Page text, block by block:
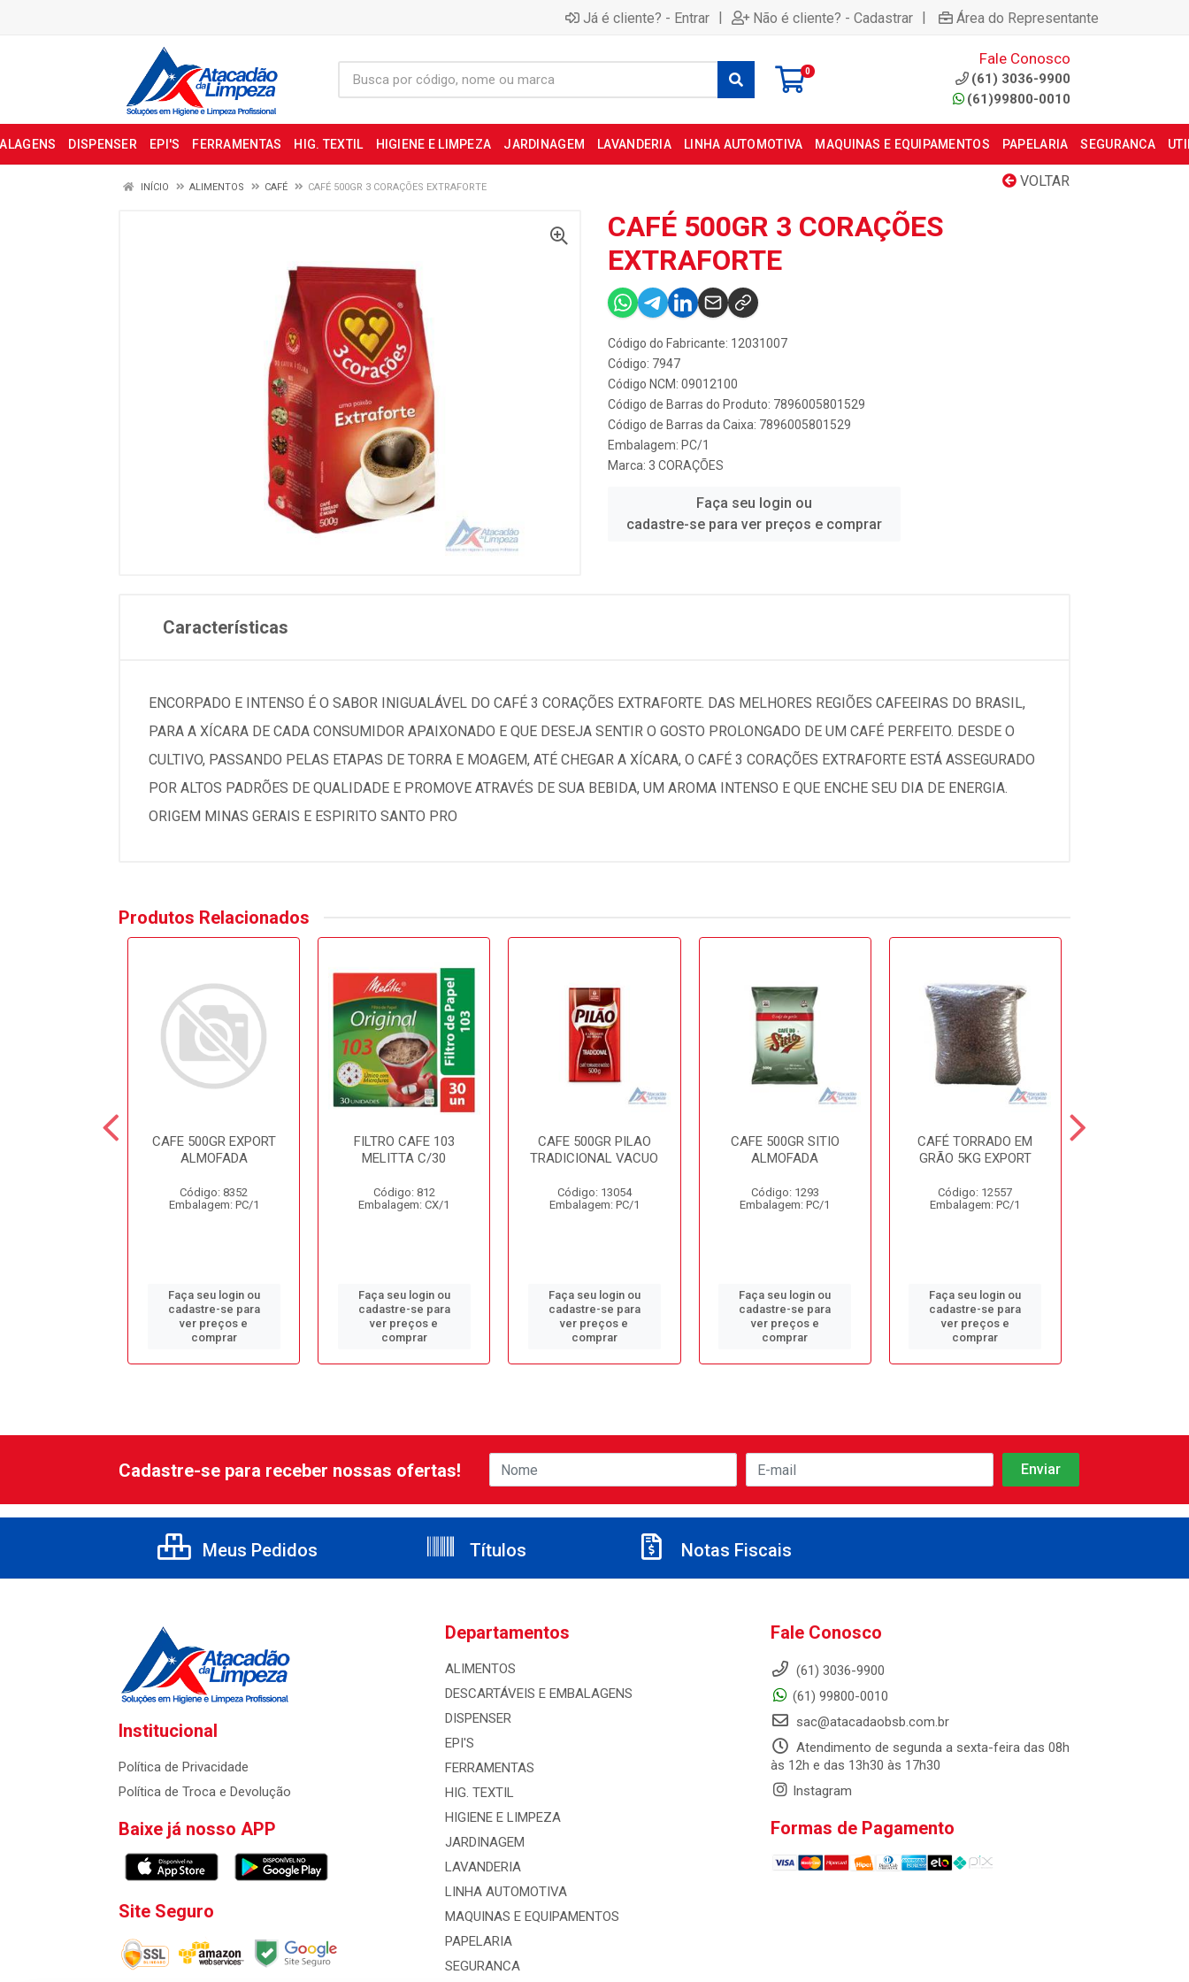
Já é cliente? - Entrar | Não é cliente? - Cadastrar | Área do Representante
0
Fale Conosco
(61) 3036-9900
(61)99800-0010
DISPENSER EPI'S FERRAMENTAS HIG. TEXTIL HIGIENE E LIMPEZA JARDINAGEM LAVANDERIA LINHA AUTOMOTIVA MAQUINAS E EQUIPAMENTOS PAPELARIA SEGURANCA
VOLTAR
INÍCIO ALIMENTOS CAFÉ CAFÉ 500GR 3 CORAÇÕES EXTRAFORTE
CAFÉ 500GR 3 CORAÇÕES
EXTRAFORTE
Código do Fabricante: 12031007
Código: 7947
Código NCM: 09012100
Código de Barras do Produto: 7896005801529
Código de Barras da Caixa: 7896005801529
Embalagem: PC/1
Marca: 3 CORAÇÕES
Faça seu login ou
cadastre-se para ver preços e comprar
Características
ENCORPADO E INTENSO É O SABOR INIGUALÁVEL DO CAFÉ 3 CORAÇÕES EXTRAFORTE. DAS MELHORES REGIÕES CAFEEIRAS DO BRASIL,
PARA A XÍCARA DE CADA CONSUMIDOR APAIXONADO E QUE DESEJA SENTIR O GOSTO PROLONGADO DE UM CAFÉ PERFEITO. DESDE O
CULTIVO, PASSANDO PELAS ETAPAS DE TORRA E MOAGEM, ATÉ CHEGAR A XÍCARA, O CAFÉ 3 CORAÇÕES EXTRAFORTE ESTÁ ASSEGURADO
POR ALTOS PADRÕES DE QUALIDADE E PROMOVE ATRAVÉS DE SUA BEBIDA, UM AROMA INTENSO E QUE ENCHE SEU DIA DE ENERGIA.
ORIGEM MINAS GERAIS E ESPIRITO SANTO PRO
Produtos Relacionados
CAFE 500GR EXPORT
ALMOFADA
Código: 8352
Embalagem: PC/1
Faça seu login ou
cadastre-se para
ver preços e
comprar
FILTRO CAFE 103
MELITTA C/30
Código: 812
Embalagem: CX/1
Faça seu login ou
cadastre-se para
ver preços e
comprar
CAFE 500GR PILAO
TRADICIONAL VACUO
Código: 13054
Embalagem: PC/1
Faça seu login ou
cadastre-se para
ver preços e
comprar
CAFE 500GR SITIO
ALMOFADA
Código: 1293
Embalagem: PC/1
Faça seu login ou
cadastre-se para
ver preços e
comprar
CAFÉ TORRADO EM
GRÃO 5KG EXPORT
Código: 12557
Embalagem: PC/1
Faça seu login ou
cadastre-se para
ver preços e
comprar
Cadastre-se para receber nossas ofertas!
Meus Pedidos Títulos Notas Fiscais
Institucional
Política de Privacidade
Política de Troca e Devolução
Baixe já nosso APP
Site Seguro
Departamentos
ALIMENTOS
DESCARTÁVEIS E EMBALAGENS
DISPENSER
EPI'S
FERRAMENTAS
HIG. TEXTIL
HIGIENE E LIMPEZA
JARDINAGEM
LAVANDERIA
LINHA AUTOMOTIVA
MAQUINAS E EQUIPAMENTOS
PAPELARIA
SEGURANCA
Fale Conosco
(61) 3036-9900
(61) 99800-0010
sac@atacadaobsb.com.br
Atendimento de segunda a sexta-feira das 08h
às 12h e das 13h30 às 17h30
Instagram
Formas de Pagamento